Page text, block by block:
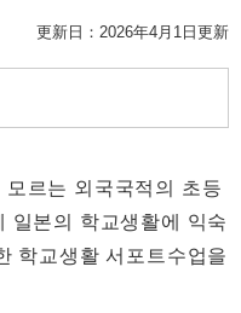
更新日：2026年4月1日更新
르는 외국국적의 초등
일본의 학교생활에 익숙
학교생활 서포트수업을